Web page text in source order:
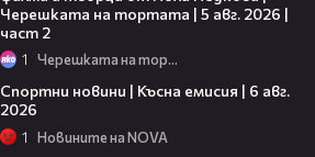
Черешката на тортата | 5 авг. 2026 |
част 2
1 Черешката на тортата
Спортни новини | Късна емисия | 6 авг.
2026
1 Новините на NOVA